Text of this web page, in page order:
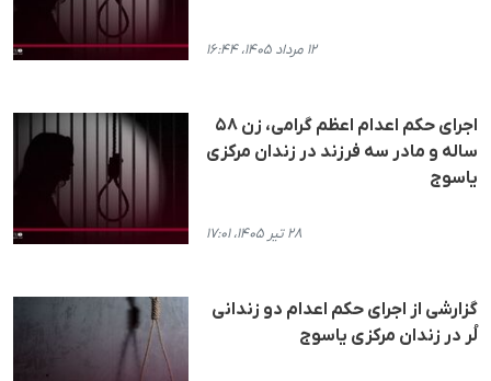
۱۲ مرداد ۱۴۰۵، ۱۶:۴۴
اجرای حکم اعدام اعظم گرامی، زن ۵۸
ساله و مادر سه فرزند در زندان مرکزی
یاسوج
۲۸ تیر ۱۴۰۵، ۱۷:۰۱
گزارشی از اجرای حکم اعدام دو زندانی
لُر در زندان مرکزی یاسوج